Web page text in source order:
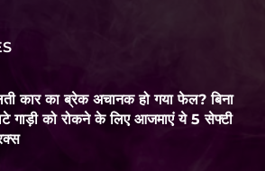
कार का ब्रेक अचानक हो गया फेल? बिना
गाड़ी को रोकने के लिए आजमाएं ये 5 सेफ्टी